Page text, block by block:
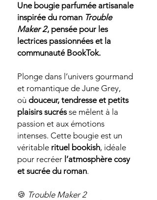
Une bougie parfumée artisanale
inspirée du roman Trouble
Maker 2, pensée pour les
lectrices passionnées et la
communauté BookTok.
Plonge dans l’univers gourmand
et romantique de June Grey,
où douceur, tendresse et petits
plaisirs sucrésse mêlent à la
passion et aux émotions
intenses. Cette bougie est un
véritable rituel bookish, idéale
pour recréer l’atmosphère cosy
et sucrée du roman.
🍪 Trouble Maker 2